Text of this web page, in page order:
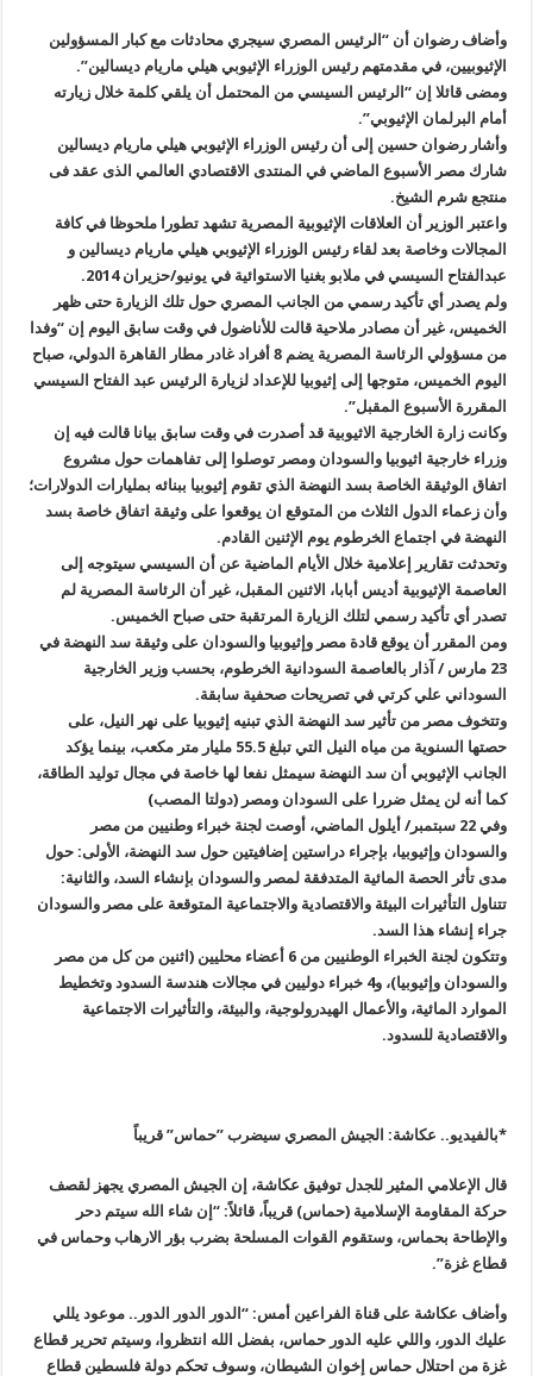
وأضاف رضوان أن “الرئيس المصري سيجري محادثات مع كبار المسؤولين
الإثيوبيين، في مقدمتهم رئيس الوزراء الإثيوبي هيلي ماريام ديسالين”.
ومضى قائلا إن “الرئيس السيسي من المحتمل أن يلقي كلمة خلال زيارته
أمام البرلمان الإثيوبي”.
وأشار رضوان حسين إلى أن رئيس الوزراء الإثيوبي هيلي ماريام ديسالين
شارك مصر الأسبوع الماضي في المنتدى الاقتصادي العالمي الذى عقد فى
منتجع شرم الشيخ.
واعتبر الوزير أن العلاقات الإثيوبية المصرية تشهد تطورا ملحوظا في كافة
المجالات وخاصة بعد لقاء رئيس الوزراء الإثيوبي هيلي ماريام ديسالين و
عبدالفتاح السيسي في ملابو بغنيا الاستوائية في يونيو/حزيران 2014
.
ولم يصدر أي تأكيد رسمي من الجانب المصري حول تلك الزيارة حتى ظهر
الخميس، غير أن مصادر ملاحية قالت للأناضول في وقت سابق اليوم إن “وفدا
من مسؤولي الرئاسة المصرية يضم 8 أفراد غادر مطار القاهرة الدولي، صباح
اليوم الخميس، متوجها إلى إثيوبيا للإعداد لزيارة الرئيس عبد الفتاح السيسي
المقررة الأسبوع المقبل”.
وكانت زارة الخارجية الاثيوبية قد أصدرت في وقت سابق بيانا قالت فيه إن
وزراء خارجية اثيوبيا والسودان ومصر توصلوا إلى تفاهمات حول مشروع
اتفاق الوثيقة الخاصة بسد النهضة الذي تقوم إثيوبيا ببنائه بمليارات الدولارات؛
وأن زعماء الدول الثلاث من المتوقع ان يوقعوا على وثيقة اتفاق خاصة بسد
النهضة في اجتماع الخرطوم يوم الإثنين القادم.
وتحدثت تقارير إعلامية خلال الأيام الماضية عن أن السيسي سيتوجه إلى
العاصمة الإثيوبية أديس أبابا، الاثنين المقبل، غير أن الرئاسة المصرية لم
تصدر أي تأكيد رسمي لتلك الزيارة المرتقبة حتى صباح الخميس.
ومن المقرر أن يوقع قادة مصر وإثيوبيا والسودان على وثيقة سد النهضة في
23 مارس / آذار بالعاصمة السودانية الخرطوم، بحسب وزير الخارجية
السوداني علي كرتي في تصريحات صحفية سابقة.
وتتخوف مصر من تأثير سد النهضة الذي تبنيه إثيوبيا على نهر النيل، على
حصتها السنوية من مياه النيل التي تبلغ 55.5 مليار متر مكعب، بينما يؤكد
الجانب الإثيوبي أن سد النهضة سيمثل نفعا لها خاصة في مجال توليد الطاقة،
كما أنه لن يمثل ضررا على السودان ومصر (دولتا المصب)
وفي 22 سبتمبر/ أيلول الماضي، أوصت لجنة خبراء وطنيين من مصر
والسودان وإثيوبيا، بإجراء دراستين إضافيتين حول سد النهضة، الأولى: حول
مدى تأثر الحصة المائية المتدفقة لمصر والسودان بإنشاء السد، والثانية:
تتناول التأثيرات البيئة والاقتصادية والاجتماعية المتوقعة على مصر والسودان
جراء إنشاء هذا السد.
وتتكون لجنة الخبراء الوطنيين من 6 أعضاء محليين (اثنين من كل من مصر
والسودان وإثيوبيا)، و4 خبراء دوليين في مجالات هندسة السدود وتخطيط
الموارد المائية، والأعمال الهيدرولوجية، والبيئة، والتأثيرات الاجتماعية
والاقتصادية للسدود.
*بالفيديو.. عكاشة: الجيش المصري سيضرب ”حماس” قريباً
قال الإعلامي المثير للجدل توفيق عكاشة، إن الجيش المصري يجهز لقصف
حركة المقاومة الإسلامية (حماس) قريباً، قائلاً: “إن شاء الله سيتم دحر
والإطاحة بحماس، وستقوم القوات المسلحة بضرب بؤر الارهاب وحماس في
قطاع غزة”.
وأضاف عكاشة على قناة الفراعين أمس: “الدور الدور الدور.. موعود يللي
عليك الدور، واللي عليه الدور حماس، بفضل الله انتظروا، وسيتم تحرير قطاع
غزة من احتلال حماس إخوان الشيطان، وسوف تحكم دولة فلسطين قطاع